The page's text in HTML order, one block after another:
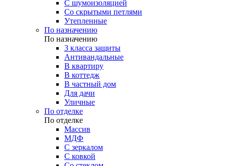
С шумоизоляцией
Со скрытыми петлями
Утепленные
По назначению
По назначению
3 класса защиты
Антивандальные
В квартиру
В коттедж
В частный дом
Для дачи
Уличные
По отделке
По отделке
Массив
МДФ
С зеркалом
С ковкой